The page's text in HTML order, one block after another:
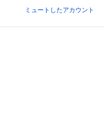
ミュートしたアカウント